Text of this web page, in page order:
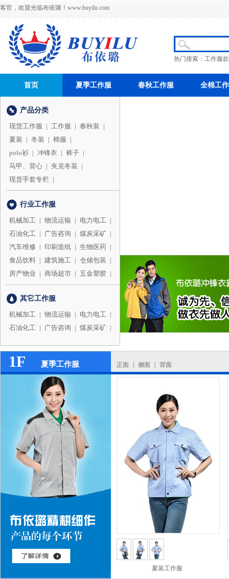
客官，欢迎光临布依璐！ www.buyilu.com
热门搜索： 工作服
首页 夏季工作服 春秋工作服 全棉工
产品分类
现货工作服 | 工作服 | 春秋装 |
夏装 | 冬装 | 棉服 |
polo衫 | 冲锋衣 | 裤子 |
马甲、背心 | 夹克冬装 |
现货手套专栏 |
行业工作服
机械加工 | 物流运输 | 电力电工 |
石油化工 | 广告咨询 | 煤炭采矿 |
汽车维修 | 印刷造纸 | 生物医药 |
食品饮料 | 建筑施工 | 仓储包装 |
房产物业 | 商场超市 | 五金塑胶 |
其它工作服
机械加工 | 物流运输 | 电力电工 |
石油化工 | 广告咨询 | 煤炭采矿 |
1F 夏季工作服 正面 侧面 背面
夏装工作服